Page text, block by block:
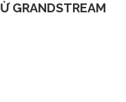
GRANDSTREAM